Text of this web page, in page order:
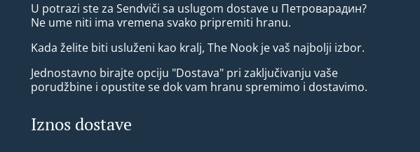
U potrazi ste za Sendviči sa uslugom dostave u Петроварадин?
Ne ume niti ima vremena svako pripremiti hranu.
Kada želite biti usluženi kao kralj, The Nook je vaš najbolji izbor.
Jednostavno birajte opciju "Dostava" pri zaključivanju vaše
porudžbine i opustite se dok vam hranu spremimo i dostavimo.
Iznos dostave